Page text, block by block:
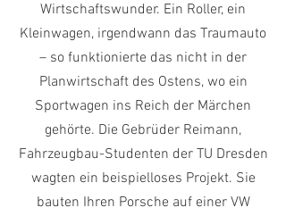
Wirtschaftswunder. Ein Roller, ein
Kleinwagen, irgendwann das Traumauto
– so funktionierte das nicht in der
Planwirtschaft des Ostens, wo ein
Sportwagen ins Reich der Märchen
gehörte. Die Gebrüder Reimann,
Fahrzeugbau-Studenten der TU Dresden
wagten ein beispielloses Projekt. Sie
bauten Ihren Porsche auf einer VW